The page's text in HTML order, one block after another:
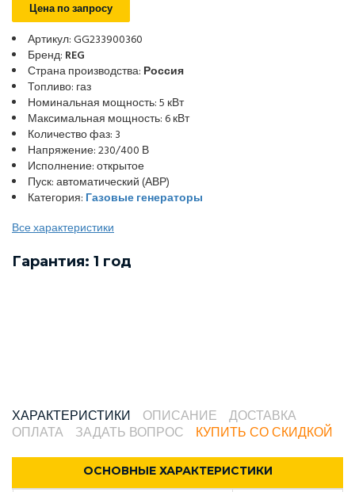
Цена по запросу
Артикул: GG233900360
Бренд: REG
Страна производства: Россия
Топливо: газ
Номинальная мощность: 5 кВт
Максимальная мощность: 6 кВт
Количество фаз: 3
Напряжение: 230/400 В
Исполнение: открытое
Пуск: автоматический (АВР)
Категория: Газовые генераторы
Все характеристики
Гарантия: 1 год
ХАРАКТЕРИСТИКИ ОПИСАНИЕ
ДОСТАВКА
ОПЛАТА
ЗАДАТЬ ВОПРОС КУПИТЬ СО СКИДКОЙ
ОСНОВНЫЕ ХАРАКТЕРИСТИКИ